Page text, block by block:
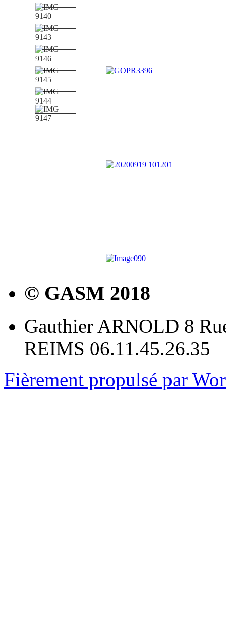
© GASM 2018
Gauthier ARNOLD 8
REIMS 06.11.45.26.35
Fièrement propulsé par